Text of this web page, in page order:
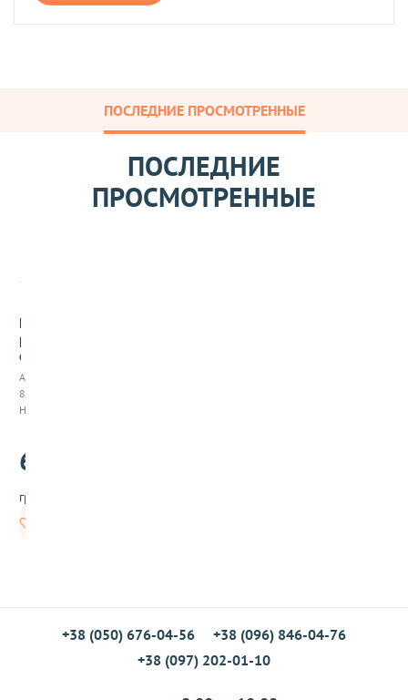
ПОСЛЕДНИЕ ПРОСМОТРЕННЫЕ
ПОСЛЕДНИЕ
ПРОСМОТРЕННЫЕ
П
р
о
т
е
и
в
ы
б
а
Арт:
861004
Нет в наличии
64
грн/шт
+38 (050) 676-04-56
+38 (096) 846-04-76
+38 (097) 202-01-10